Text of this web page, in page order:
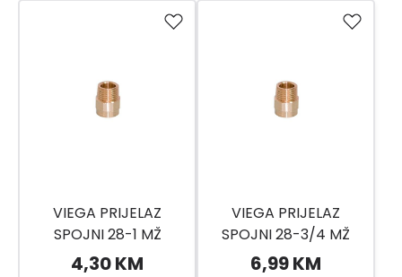
VIEGA PRIJELAZ
SPOJNI 28-1 MŽ
4,30 KM
VIEGA PRIJELAZ
SPOJNI 28-3/4 MŽ
6,99 KM